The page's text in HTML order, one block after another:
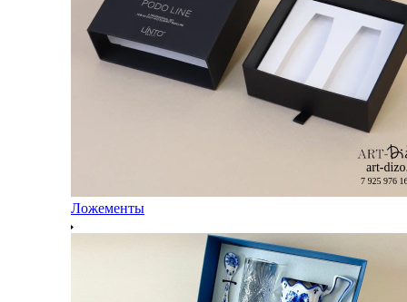
Ложементы